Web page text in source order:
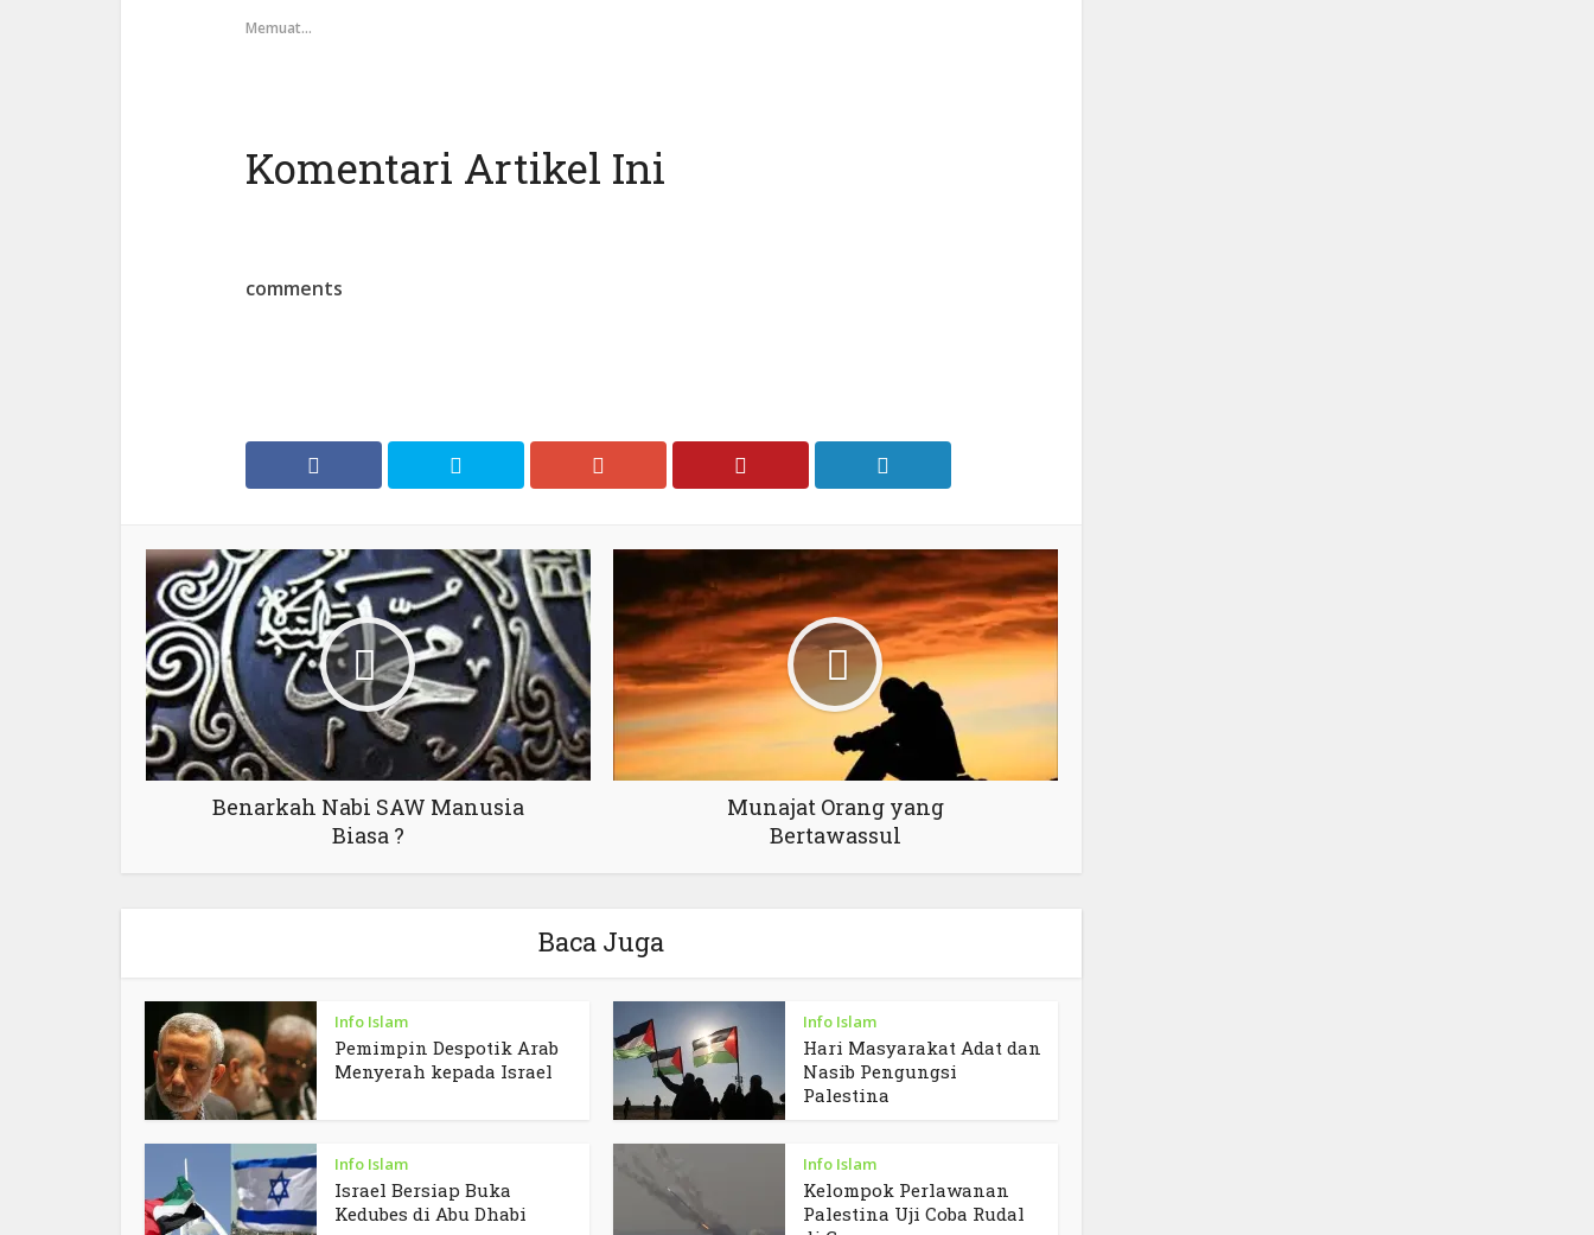
Memuat...
Komentari Artikel Ini
comments
Benarkah Nabi SAW Manusia
Biasa ?
Munajat Orang yang
Bertawassul
Baca Juga
Info Islam
Pemimpin Despotik Arab
Menyerah kepada Israel
Info Islam
Hari Masyarakat Adat dan
Nasib Pengungsi
Palestina
Info Islam
Israel Bersiap Buka
Kedubes di Abu Dhabi
Info Islam
Kelompok Perlawanan
Palestina Uji Coba Rudal